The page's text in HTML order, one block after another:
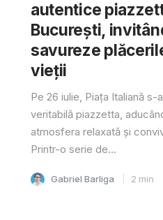
autentice
București,
savureze
vieții
Pe 26 iulie, Piața Italiană
veritabilă piazzetta,
atmosfera relaxată și
Printr-o serie de...
Gabriel Barliga 2 min